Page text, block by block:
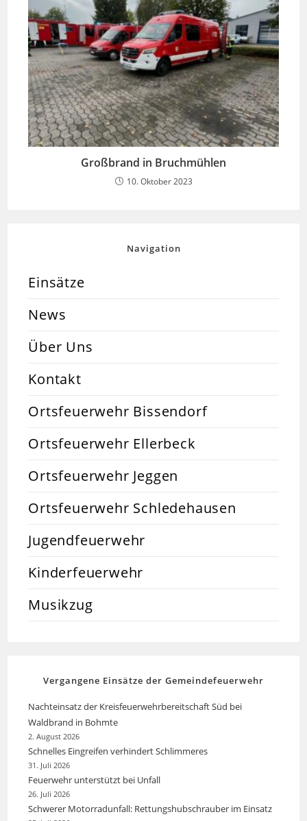
Großbrand in Bruchmühlen
10. Oktober 2023
Navigation
Einsätze
News
Über Uns
Kontakt
Ortsfeuerwehr Bissendorf
Ortsfeuerwehr Ellerbeck
Ortsfeuerwehr Jeggen
Ortsfeuerwehr Schledehausen
Jugendfeuerwehr
Kinderfeuerwehr
Musikzug
Vergangene Einsätze der Gemeindefeuerwehr
Nachteinsatz der Kreisfeuerwehrbereitschaft Süd bei
Waldbrand in Bohmte
2. August 2026
Schnelles Eingreifen verhindert Schlimmeres
31. Juli 2026
Feuerwehr unterstützt bei Unfall
26. Juli 2026
Schwerer Motorradunfall: Rettungshubschrauber im Einsatz